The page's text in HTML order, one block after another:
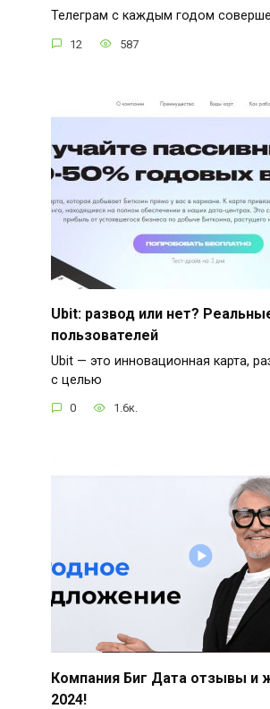
Телеграм с каждым годом
12 587
Ubit: развод или нет?
пользователей
Ubit — это инновационная карта,
с целью
0 1.6к.
Компания Биг Дата отзывы и
2024!